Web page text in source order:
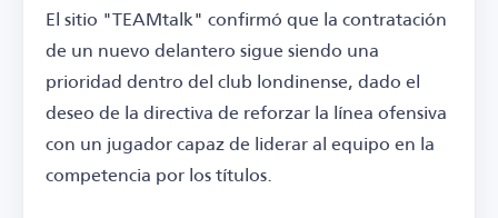
El sitio "TEAMtalk" confirmó que la contratación
de un nuevo delantero sigue siendo una
prioridad dentro del club londinense, dado el
deseo de la directiva de reforzar la línea ofensiva
con un jugador capaz de liderar al equipo en la
competencia por los títulos.